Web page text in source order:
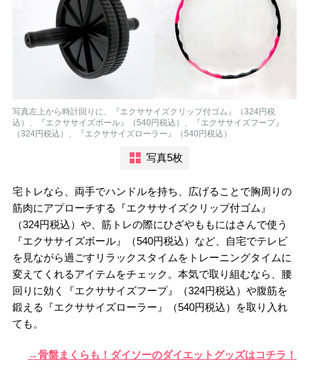
写真左上から時計回りに、『エクササイズクリップ付ゴム』（324円税
込）、『エクササイズボール』（540円税込）、『エクササイズフープ』
（324円税込）、『エクササイズローラー』（540円税込）
写真5枚
宅トレなら、両手でハンドルを持ち、広げることで胸周りの
筋肉にアプローチする『エクササイズクリップ付ゴム』
（324円税込）や、筋トレの際にひざやももにはさんで使う
『エクササイズボール』（540円税込）など、自宅でテレビ
を見ながら過ごすリラックスタイムをトレーニングタイムに
変えてくれるアイテムをチェック。本気で取り組むなら、腰
回りに効く『エクササイズフープ』（324円税込）や腹筋を
鍛える『エクササイズローラー』（540円税込）を取り入れ
ても。
→骨盤まくらも！ダイソーのダイエットグッズはコチラ！